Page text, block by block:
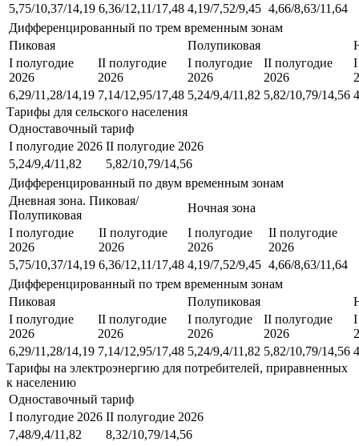
5,75/10,37/14,19 6,36/12,11/17,48 4,19/7,52/9,45 4,66/8,63/11,64
Дифференцированный по трем временным зонам
Пиковая
Полупиковая
I полугодие
2026
II полугодие
2026
I полугодие
2026
II полугодие
2026
I
6,29/11,28/14,19 7,14/12,95/17,48 5,24/9,4/11,82 5,82/10,79/14,56
Тарифы для сельского населения
Одноставочный тариф
I полугодие 2026 II полугодие 2026
5,24/9,4/11,82
5,82/10,79/14,56
Дифференцированный по двум временным зонам
Дневная зона. Пиковая/
Полупиковая
Ночная зона
I полугодие
2026
II полугодие
2026
I полугодие
2026
II полугодие
2026
5,75/10,37/14,19 6,36/12,11/17,48 4,19/7,52/9,45 4,66/8,63/11,64
Дифференцированный по трем временным зонам
Пиковая
Полупиковая
I полугодие
2026
II полугодие
2026
I полугодие
2026
II полугодие
2026
I
6,29/11,28/14,19 7,14/12,95/17,48 5,24/9,4/11,82 5,82/10,79/14,56
Тарифы на электроэнергию для потребителей, приравненных
к населению
Одноставочный тариф
I полугодие 2026 II полугодие 2026
7,48/9,4/11,82
8,32/10,79/14,56